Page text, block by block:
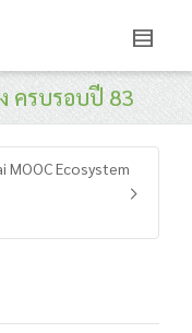
ครบรอบปี 83
MOOC Ecosystem